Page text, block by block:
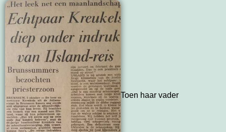
Toen haar vader